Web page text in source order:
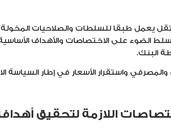
يسلط الضوء على الاختصاصات والأهداف
البنك.
واستقرار الأسعار في إطار السياسة
اللازمة لتحقيق